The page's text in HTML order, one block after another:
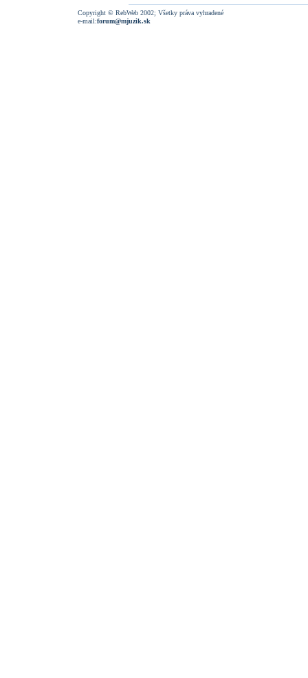
Copyright © RebWeb 2002; Všetky práva vyhradené
e-mail:forum@mjuzik.sk